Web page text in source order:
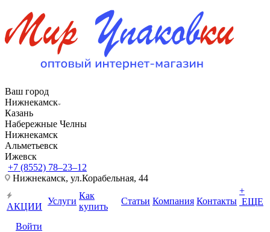
Ваш город
Нижнекамск
Казань
Набережные Челны
Нижнекамск
Альметьевск
Ижевск
+7 (8552) 78‒23‒12
Нижнекамск, ​ул.Корабельная, 44
АКЦИИ
Услуги
Как
купить
Статьи Компания Контакты
+
ЕЩЕ
Войти